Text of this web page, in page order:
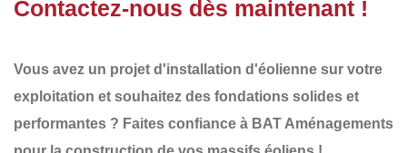
Contactez-nous dès maintenant !
Vous avez un projet d'installation d'éolienne sur votre
exploitation et souhaitez des fondations solides et
performantes ? Faites confiance à BAT Aménagements